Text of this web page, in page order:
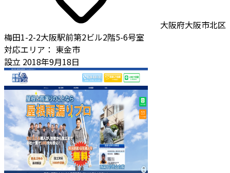
大阪府大阪市北区
梅田1-2-2大阪駅前第2ビル2階5-6号室
対応エリア： 東金市
設立 2018年9月18日